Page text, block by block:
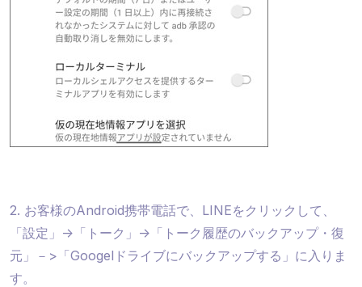
2. お客様のAndroid携帯電話で、LINEをクリックして、
「設定」->「トーク」->「トーク履歴のバックアップ・復
元」－>「Googelドライブにバックアップする」に入りま
す。